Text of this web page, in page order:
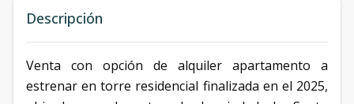
Descripción
Venta con opción de alquiler apartamento a
estrenar en torre residencial finalizada en el 2025,